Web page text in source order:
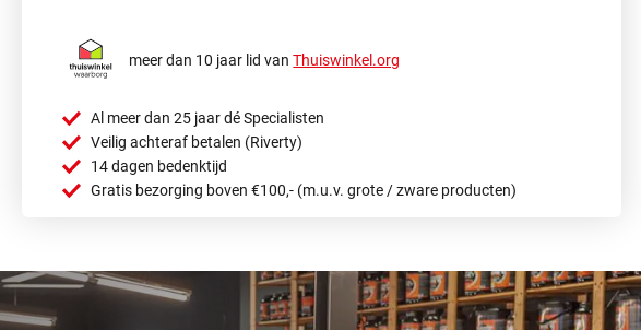
meer dan 10 jaar lid vanThuiswinkel.org
Al meer dan 25 jaar dé Specialisten
Veilig achteraf betalen (Riverty)
14 dagen bedenktijd
Gratis bezorging boven €100,- (m.u.v. grote / zware producten)